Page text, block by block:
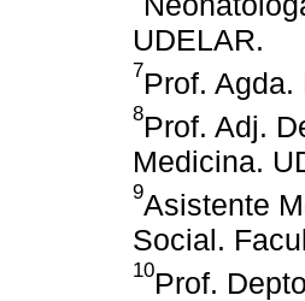
UDELAR.
7Prof.
8Prof. Adj.
Medicina.
9Asistente
Social.
10Prof.